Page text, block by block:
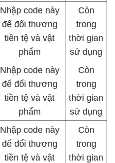
Nhập code này
để đổi thương
tiền tệ và vật
phẩm
Còn
trong
thời gian
sử dụng
Nhập code này
để đổi thương
tiền tệ và vật
phẩm
Còn
trong
thời gian
sử dụng
Nhập code này
để đổi thương
tiền tệ và vật
Còn
trong
thời gian